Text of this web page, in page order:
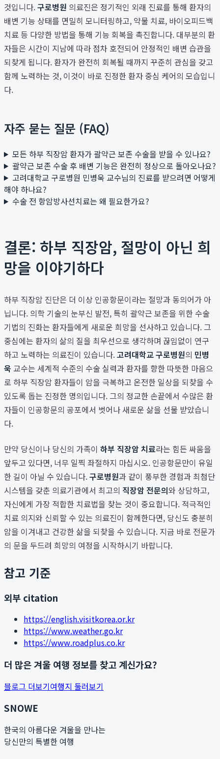
것입니다.구로병원 의료진은 정기적인 외래 진료를 통해 환자의
배변 기능 상태를 면밀히 모니터링하고, 약물 치료, 바이오피드백
치료 등 다양한 방법을 통해 기능 회복을 촉진합니다. 대부분의 환
자들은 시간이 지남에 따라 점차 호전되어 안정적인 배변 습관을
되찾게 됩니다. 환자가 완전히 회복될 때까지 꾸준히 관심을 갖고
함께 노력하는 것, 이것이 바로 진정한 환자 중심 케어의 모습입니
다.
자주 묻는 질문 (FAQ)
모든 하부 직장암 환자가 괄약근 보존 수술을 받을 수 있나요?
괄약근 보존 수술 후 배변 기능은 완전히 정상으로 돌아오나요?
고려대학교 구로병원 민병욱 교수님의 진료를 받으려면 어떻게
해야 하나요?
수술 전 항암방사선치료는 왜 필요한가요?
결론: 하부 직장암, 절망이 아닌 희
망을 이야기하다
하부 직장암 진단은 더 이상 인공항문이라는 절망과 동의어가 아
닙니다. 의학 기술의 눈부신 발전, 특히 괄약근 보존을 위한 수술
기법의 진화는 환자들에게 새로운 희망을 선사하고 있습니다. 그
중심에는 환자의 삶의 질을 최우선으로 생각하며 끊임없이 연구
하고 노력하는 의료진이 있습니다.고려대학교 구로병원의 민병
욱 교수는 세계적 수준의 수술 실력과 환자를 향한 따뜻한 마음으
로 하부 직장암 환자들이 암을 극복하고 온전한 일상을 되찾을 수
있도록 돕는 진정한 명의입니다. 그의 정교한 손끝에서 수많은 환
자들이 인공항문의 공포에서 벗어나 새로운 삶을 선물 받았습니
다.
만약 당신이나 당신의 가족이 하부 직장암 치료라는 힘든 싸움을
앞두고 있다면, 너무 일찍 좌절하지 마십시오. 인공항문만이 유일
한 길이 아닐 수 있습니다.구로병원과 같이 풍부한 경험과 최첨단
시스템을 갖춘 의료기관에서 최고의 직장암 전문의와 상담하고,
자신에게 가장 적합한 치료법을 찾는 것이 중요합니다. 적극적인
치료 의지와 신뢰할 수 있는 의료진이 함께한다면, 당신도 충분히
암을 이겨내고 건강한 삶을 되찾을 수 있습니다. 지금 바로 전문가
의 문을 두드려 희망의 여정을 시작하시기 바랍니다.
참고 기준
외부 citation
https://english.visitkorea.or.kr
https://www.weather.go.kr
https://www.roadplus.co.kr
더 많은 겨울 여행 정보를 찾고 계신가요?
블로그 더보기여행지 둘러보기
SNOWE
한국의 아름다운 겨울을 만나는
당신만의 특별한 여행